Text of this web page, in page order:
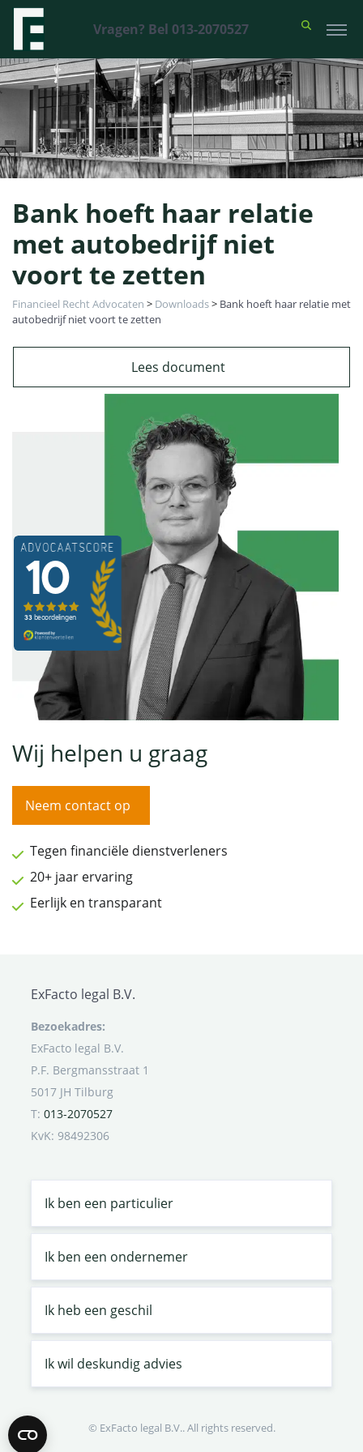
Vragen? Bel 013-2070527
Bank hoeft haar relatie
met autobedrijf niet
voort te zetten
Financieel Recht Advocaten > Downloads> Bank hoeft haar relatie met
autobedrijf niet voort te zetten
Lees document
Wij helpen u graag
Neem contact op
Tegen financiële dienstverleners
20+ jaar ervaring
Eerlijk en transparant
ExFacto legal B.V.
Bezoekadres:
ExFacto legal B.V.
P.F. Bergmansstraat 1
5017 JH Tilburg
T: 013-2070527
KvK: 98492306
Ik ben een particulier
Ik ben een ondernemer
Ik heb een geschil
Ik wil deskundig advies
© ExFacto legal B.V.. All rights reserved.